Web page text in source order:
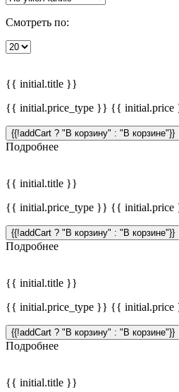
Смотреть по:
{{ initial.title }}
{{ initial.price_type }} {{
{{!addCart ? "В корзину" : "В корзине"}}
Подробнее
{{ initial.title }}
{{ initial.price_type }} {{
{{!addCart ? "В корзину" : "В корзине"}}
Подробнее
{{ initial.title }}
{{ initial.price_type }} {{
{{!addCart ? "В корзину" : "В корзине"}}
Подробнее
{{ initial.title }}